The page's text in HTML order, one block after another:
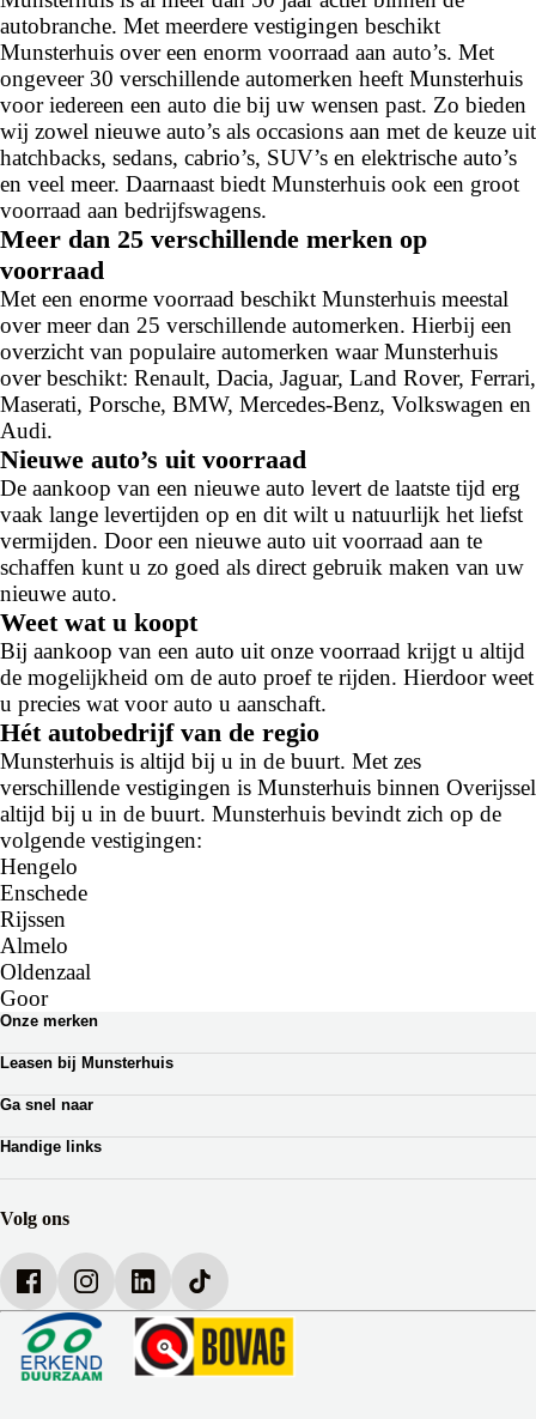
autobranche. Met meerdere vestigingen beschikt
Munsterhuis over een enorm voorraad aan auto’s. Met
ongeveer 30 verschillende automerken heeft Munsterhuis
voor iedereen een auto die bij uw wensen past. Zo bieden
wij zowel nieuwe auto’s als occasions aan met de keuze uit
hatchbacks, sedans, cabrio’s, SUV’s en elektrische auto’s
en veel meer. Daarnaast biedt Munsterhuis ook een groot
voorraad aan bedrijfswagens.
Meer dan 25 verschillende merken op
voorraad
Met een enorme voorraad beschikt Munsterhuis meestal
over meer dan 25 verschillende automerken. Hierbij een
overzicht van populaire automerken waar Munsterhuis
over beschikt: Renault, Dacia, Jaguar, Land Rover, Ferrari,
Maserati, Porsche, BMW, Mercedes-Benz, Volkswagen en
Audi.
Nieuwe auto’s uit voorraad
De aankoop van een nieuwe auto levert de laatste tijd erg
vaak lange levertijden op en dit wilt u natuurlijk het liefst
vermijden. Door een nieuwe auto uit voorraad aan te
schaffen kunt u zo goed als direct gebruik maken van uw
nieuwe auto.
Weet wat u koopt
Bij aankoop van een auto uit onze voorraad krijgt u altijd
de mogelijkheid om de auto proef te rijden. Hierdoor weet
u precies wat voor auto u aanschaft.
Hét autobedrijf van de regio
Munsterhuis is altijd bij u in de buurt. Met zes
verschillende vestigingen is Munsterhuis binnen Overijssel
altijd bij u in de buurt. Munsterhuis bevindt zich op de
volgende vestigingen:
Hengelo
Enschede
Rijssen
Almelo
Oldenzaal
Goor
Onze merken
Dacia
Ferrari
Leasen bij Munsterhuis
Private lease
Shortlease
Ga snel naar
Webshop auto onderdelen
Handige links
Bedrijfsbrochure
Volg ons